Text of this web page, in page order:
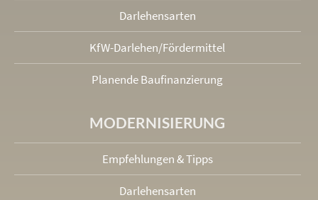
Darlehensarten
KfW-Darlehen/Fördermittel
Planende Baufinanzierung
MODERNISIERUNG
Empfehlungen & Tipps
Darlehensarten